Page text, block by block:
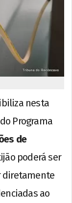
nesta
Programa
de
poderá ser
diretamente
ao